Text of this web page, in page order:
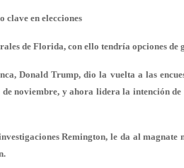
clave en elecciones
de Florida, con ello tendría opciones de
Donald Trump, dio la vuelta a las
noviembre, y ahora lidera la intención de
Remington, le da al magnate